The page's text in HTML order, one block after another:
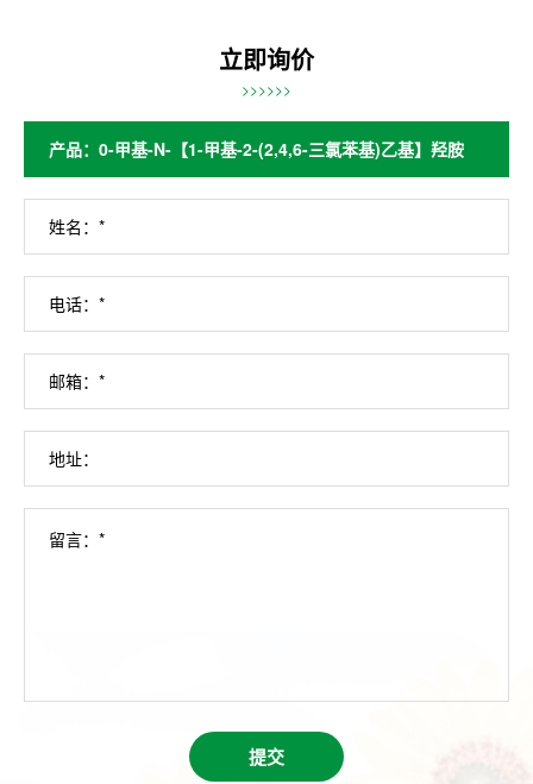
立即询价
>>>>>>
姓名：*
电话：*
邮箱：*
地址：
留言：*
提交